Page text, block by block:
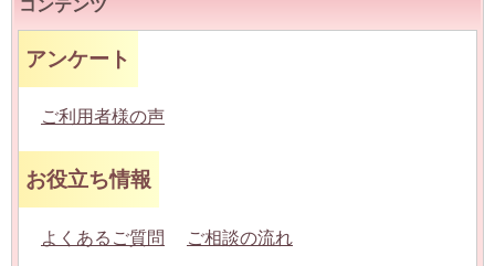
コンテンツ
アンケート
ご利用者様の声
お役立ち情報
よくあるご質問 ご相談の流れ